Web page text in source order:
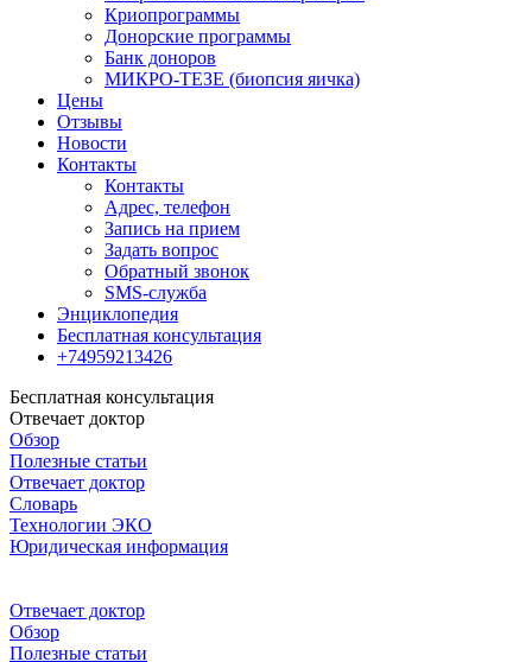
Криопрограммы
Донорские программы
Банк доноров
МИКРО-ТЕЗЕ (биопсия яичка)
Цены
Отзывы
Новости
Контакты
Контакты
Адрес, телефон
Запись на прием
Задать вопрос
Обратный звонок
SMS-служба
Энциклопедия
Бесплатная консультация
+74959213426
Бесплатная консультация
Отвечает доктор
Обзор
Полезные статьи
Отвечает доктор
Словарь
Технологии ЭКО
Юридическая информация
Отвечает доктор
Обзор
Полезные статьи